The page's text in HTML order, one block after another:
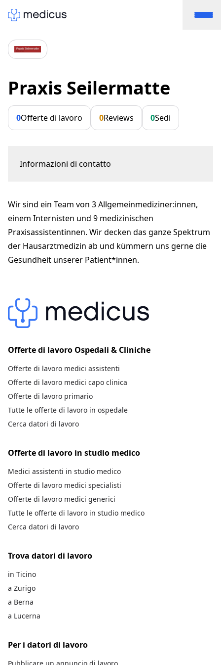
Praxis Seilermatte
0Offerte di lavoro 0Reviews 0Sedi
Informazioni di contatto
Dr. med. Samuel Jordi, Arzt für Allgemeine Innere
Medizin FMH
+41 34 422 11 00
praxis-seilermatte.ch
Wir sind ein Team von 3 Allgemeinmediziner:innen,
einem Internisten und 9 medizinischen
Praxisassistentinnen. Wir decken das ganze Spektrum
der Hausarztmedizin ab und kümmern uns gerne die
Gesundheit unserer Patient*innen.
Offerte di lavoro Ospedali & Cliniche
Offerte di lavoro medici assistenti
Offerte di lavoro medici capo clinica
Offerte di lavoro primario
Tutte le offerte di lavoro in ospedale
Cerca datori di lavoro
Offerte di lavoro in studio medico
Medici assistenti in studio medico
Offerte di lavoro medici specialisti
Offerte di lavoro medici generici
Tutte le offerte di lavoro in studio medico
Cerca datori di lavoro
Trova datori di lavoro
in Ticino
a Zurigo
a Berna
a Lucerna
Per i datori di lavoro